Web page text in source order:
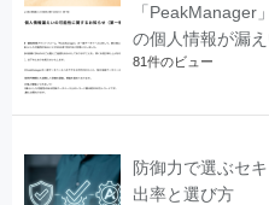
「PeakManager
の個人情報が漏
81件のビュー
防御力で選ぶセ
出率と選び方